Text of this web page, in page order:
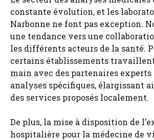
constante évolution, et les
Narbonne ne font pas exception.
une tendance vers une
les différents acteurs de la santé.
certains établissements
main avec des partenaires experts
analyses spécifiques, élargissant
des services proposés localement.
De plus, la mise à disposition de
hospitalière pour la médecine de